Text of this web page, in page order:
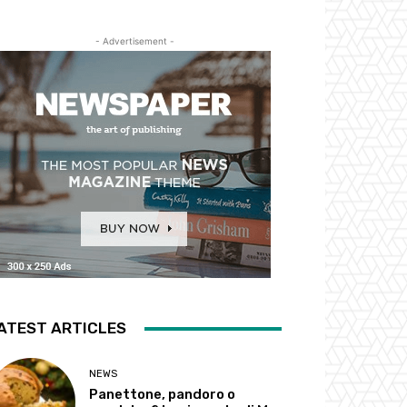
- Advertisement -
ARTICLES
NEWS
Panettone, pandoro o